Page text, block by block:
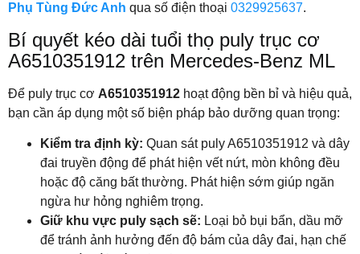
Phụ Tùng Đức Anh qua số điện thoại 0329925637.
Bí quyết kéo dài tuổi thọ puly trục cơ
A6510351912 trên Mercedes-Benz ML
Để puly trục cơ A6510351912 hoạt động bền bỉ và hiệu quả,
bạn cần áp dụng một số biện pháp bảo dưỡng quan trọng:
Kiểm tra định kỳ: Quan sát puly A6510351912 và dây
đai truyền động để phát hiện vết nứt, mòn không đều
hoặc độ căng bất thường. Phát hiện sớm giúp ngăn
ngừa hư hỏng nghiêm trọng.
Giữ khu vực puly sạch sẽ: Loại bỏ bụi bẩn, dầu mỡ
để tránh ảnh hưởng đến độ bám của dây đai, hạn chế